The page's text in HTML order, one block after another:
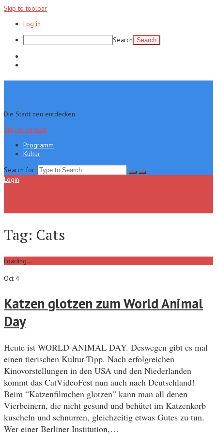
Skip to toolbar
Log in
Search
Die Stadt neu entdecken
Skip to content
Programm
Kultur
Search for:
Login
Tag: Cats
Loading...
Oct 4
Katzen glotzen zum World Animal
Day
Heute ist WORLD ANIMAL DAY. Deswegen gibt es mal
einen tierischen Kultur-Tipp. Nach erfolgreichen
Kinovorstellungen in den USA und den Niederlanden
kommt das CatVideoFest nun auch nach Deutschland!
Beim “Katzenfilmchen glotzen” kann man all denen
Vierbeinern, die nicht gesund und behütet im Katzenkorb
kuscheln und schnurren, gleichzeitig etwas Gutes zu tun.
Wer einer Berliner Institution,…